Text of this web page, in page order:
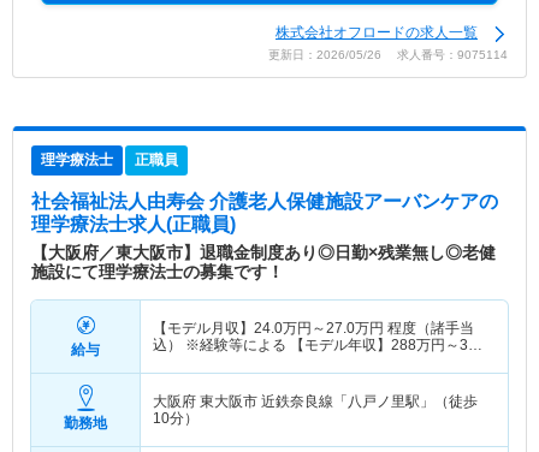
株式会社オフロードの求人一覧
更新日：2026/05/26 求人番号：9075114
理学療法士 正職員
社会福祉法人由寿会 介護老人保健施設アーバンケアの
理学療法士求人(正職員)
【大阪府／東大阪市】退職金制度あり◎日勤×残業無し◎老健
施設にて理学療法士の募集です！
給与
【モデル月収】 24.0万円～27.0万円 程度（諸手当
込） ※経験等による 【モデル年収】 288万円～324
勤務地
大阪府 東大阪市 近鉄奈良線「八戸ノ里駅」（徒歩
10分）